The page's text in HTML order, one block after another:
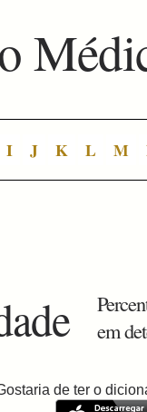
I J K L M
em
de ter o